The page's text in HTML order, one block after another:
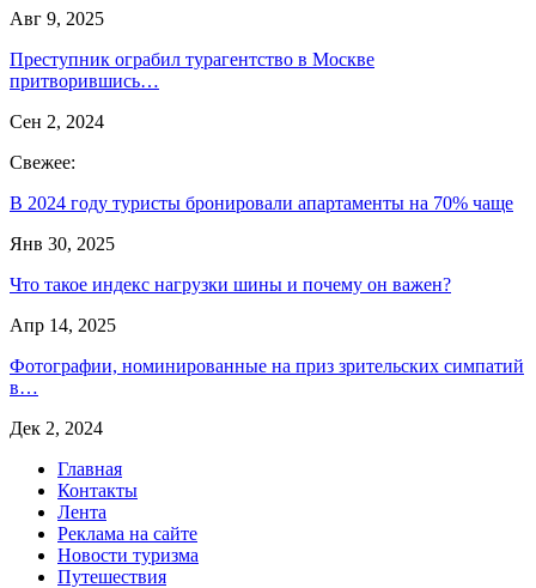
Авг 9, 2025
Преступник ограбил турагентство в Москве
притворившись…
Сен 2, 2024
Свежее:
В 2024 году туристы бронировали апартаменты на 70% чаще
Янв 30, 2025
Что такое индекс нагрузки шины и почему он важен?
Апр 14, 2025
Фотографии, номинированные на приз зрительских симпатий
в…
Дек 2, 2024
Главная
Контакты
Лента
Реклама на сайте
Новости туризма
Путешествия